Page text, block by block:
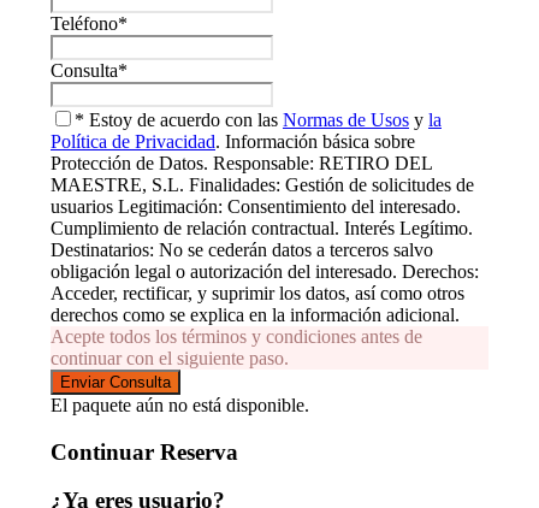
Teléfono*
Consulta*
* Estoy de acuerdo con las Normas de Usos y la
Política de Privacidad. Información básica sobre
Protección de Datos. Responsable: RETIRO DEL
MAESTRE, S.L. Finalidades: Gestión de solicitudes de
usuarios Legitimación: Consentimiento del interesado.
Cumplimiento de relación contractual. Interés Legítimo.
Destinatarios: No se cederán datos a terceros salvo
obligación legal o autorización del interesado. Derechos:
Acceder, rectificar, y suprimir los datos, así como otros
derechos como se explica en la información adicional.
Acepte todos los términos y condiciones antes de
continuar con el siguiente paso.
El paquete aún no está disponible.
Continuar Reserva
¿Ya eres usuario?